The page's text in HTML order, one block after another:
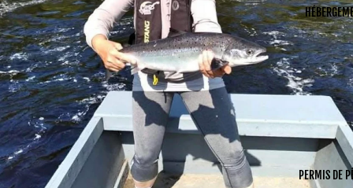
PERMIS DE